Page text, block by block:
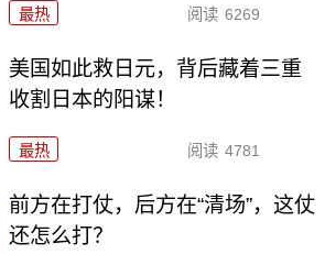
最热 阅读 6269
美国如此救日元，背后藏着三重
收割日本的阳谋！
最热 阅读 4781
前方在打仗，后方在“清场”，这仗
还怎么打？